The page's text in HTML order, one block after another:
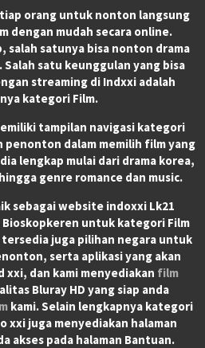
orang untuk nonton langsung
dengan mudah secara online.
salah satunya bisa nonton drama
satu keunggulan yang bisa
streaming di Indxxi adalah
kategori Film.
tampilan navigasi kategori
penonton dalam memilih film yang
lengkap mulai dari drama korea,
genre romance dan music.
sebagai website indoxxi Lk21
Bioskopkeren untuk kategori Film
juga pilihan negara untuk
serta aplikasi yang akan
dan kami menyediakan film
Bluray HD yang siap anda
kami. Selain lengkapnya kategori
xxi juga menyediakan halaman
akses pada halaman Bantuan.